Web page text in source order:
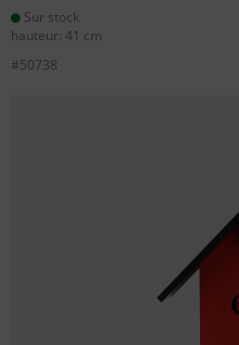
Sur stock
hauteur: 41 cm
#50738